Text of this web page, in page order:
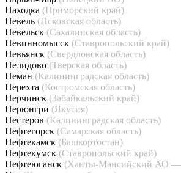
Находка (Приморский край)
Невель (Псковская область)
Невельск (Сахалинская область)
Невинномысск (Ставропольский край)
Невьянск (Свердловская область)
Нелидово (Тверская область)
Неман (Калининградская область)
Нерехта (Костромская область)
Нерчинск (Забайкальский край)
Нерюнгри (Якутия)
Нестеров (Калининградская область)
Нефтегорск (Самарская область)
Нефтекамск (Башкортостан)
Нефтекумск (Ставропольский край)
Нефтеюганск (Ханты-Мансийский АО